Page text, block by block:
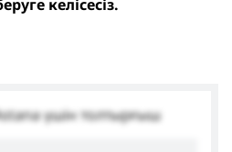
келісесіз.
үшін толтырғыш